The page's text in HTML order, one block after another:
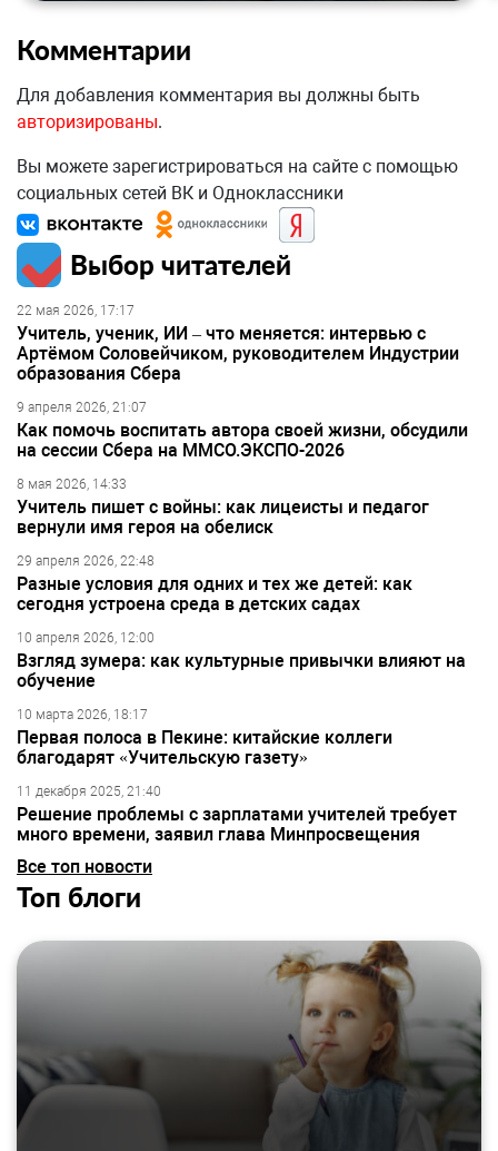
Комментарии
Для добавления комментария вы должны быть
авторизированы.
Вы можете зарегистрироваться на сайте с помощью
социальных сетей ВК и Одноклассники
Выбор читателей
22 мая 2026, 17:17
Учитель, ученик, ИИ – что меняется: интервью с
Артёмом Соловейчиком, руководителем Индустрии
образования Сбера
9 апреля 2026, 21:07
Как помочь воспитать автора своей жизни, обсудили
на сессии Сбера на ММСО.ЭКСПО-2026
8 мая 2026, 14:33
Учитель пишет с войны: как лицеисты и педагог
вернули имя героя на обелиск
29 апреля 2026, 22:48
Разные условия для одних и тех же детей: как
сегодня устроена среда в детских садах
10 апреля 2026, 12:00
Взгляд зумера: как культурные привычки влияют на
обучение
10 марта 2026, 18:17
Первая полоса в Пекине: китайские коллеги
благодарят «Учительскую газету»
11 декабря 2025, 21:40
Решение проблемы с зарплатами учителей требует
много времени, заявил глава Минпросвещения
Все топ новости
Топ блоги